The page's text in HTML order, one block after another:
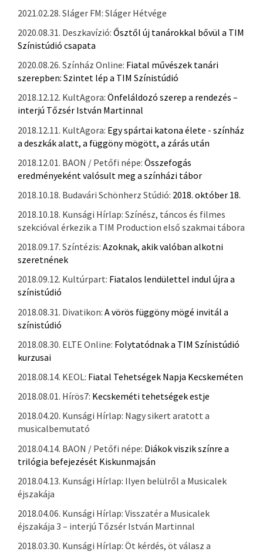
2021.02.28. Sláger FM: Sláger Hétvége
2020.08.31. Deszkavízió: Ősztől új tanárokkal bővül a TIM
Színistúdió csapata
2020.08.26. Színház Online: Fiatal művészek tanári
szerepben: Szintet lép a TIM Színistúdió
2018.12.12. KultAgora: Önfeláldozó szerep a rendezés –
interjú Tőzsér István Martinnal
2018.12.11. KultAgora: Egy spártai katona élete - színház
a deszkák alatt, a függöny mögött, a zárás után
2018.12.01. BAON / Petőfi népe: Összefogás
eredményeként valósult meg a színházi tábor
2018.10.18. Budavári Schönherz Stúdió: 2018. október 18.
2018.10.18. Kunsági Hírlap: Színész, táncos és filmes
szekcióval érkezik a TIM Production első szakmai tábora
2018.09.17. Színtézis: Azoknak, akik valóban alkotni
szeretnének
2018.09.12. Kultúrpart: Fiatalos lendülettel indul újra a
színistúdió
2018.08.31. Divatikon: A vörös függöny mögé invitál a
színistúdió
2018.08.30. ELTE Online: Folytatódnak a TIM Színistúdió
kurzusai
2018.08.14. KEOL: Fiatal Tehetségek Napja Kecskeméten
2018.08.01. Hírös7: Kecskeméti tehetségek estje
2018.04.20. Kunsági Hírlap: Nagy sikert aratott a
musicalbemutató
2018.04.14. BAON / Petőfi népe: Diákok viszik színre a
trilógia befejezését Kiskunmajsán
2018.04.13. Kunsági Hírlap: Ilyen belülről a Musicalek
éjszakája
2018.04.06. Kunsági Hírlap: Visszatér a Musicalek
éjszakája 3 – interjú Tőzsér István Martinnal
2018.03.30. Kunsági Hírlap: Öt kérdés, öt válasz a